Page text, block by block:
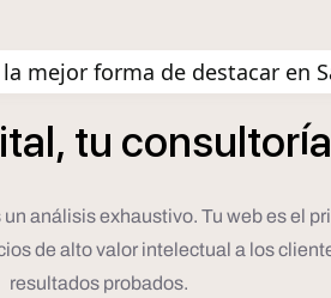
mejor forma de destacar en
tu consultoría
análisis exhaustivo. Tu web es el
de alto valor intelectual a los
resultados probados.